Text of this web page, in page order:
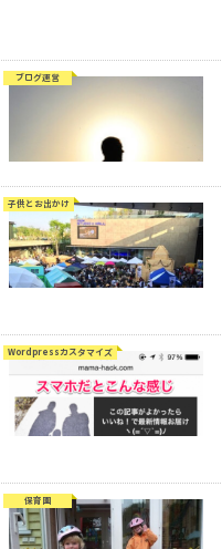
ブログ運営
子供とお出かけ
Wordpressカスタマイズ
保育園